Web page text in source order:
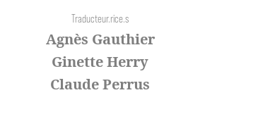
Traducteur.rice.s
Agnès Gauthier
Ginette Herry
Claude Perrus